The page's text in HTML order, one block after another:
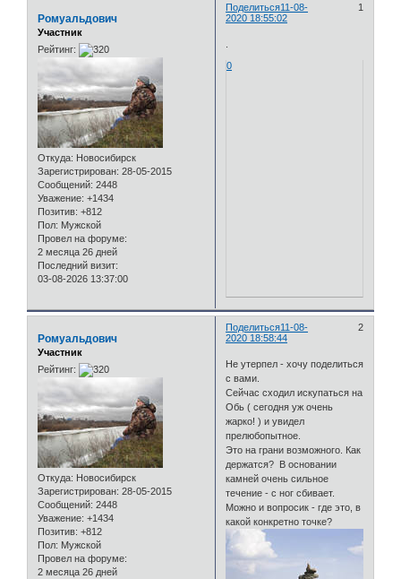
Поделиться 1
11-08-
2020 18:55:02
Ромуальдович
Участник
Рейтинг:
Откуда: Новосибирск
Зарегистрирован: 28-05-2015
Сообщений: 2448
Уважение: +1434
Позитив: +812
Пол: Мужской
Провел на форуме:
2 месяца 26 дней
Последний визит:
03-08-2026 13:37:00
0
Поделиться 2
11-08-
2020 18:58:44
Ромуальдович
Участник
Рейтинг:
Откуда: Новосибирск
Зарегистрирован: 28-05-2015
Сообщений: 2448
Уважение: +1434
Позитив: +812
Пол: Мужской
Провел на форуме:
2 месяца 26 дней
Не утерпел - хочу поделиться
с вами.
Сейчас сходил искупаться на
Обь ( сегодня уж очень
жарко! ) и увидел
прелюбопытное.
Это на грани возможного. Как
держатся? В основании
камней очень сильное
течение - с ног сбивает.
Можно и вопросик - где это, в
какой конкретно точке?